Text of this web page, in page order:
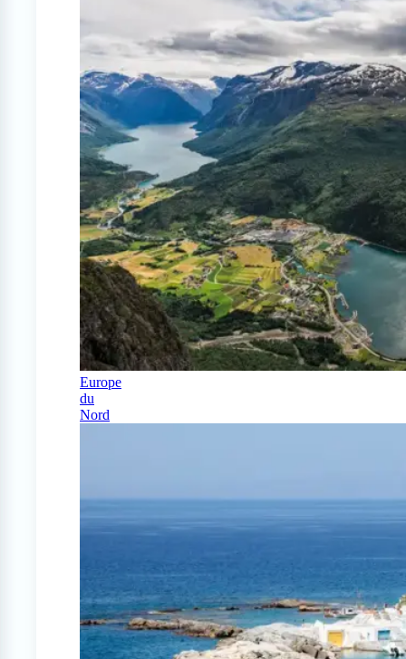
Europe
du
Nord